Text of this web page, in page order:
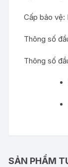
Cấp bảo vệ:
Thông số
Thông số
SẢN PHẨM